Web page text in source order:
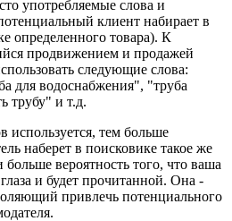
употребляемые слова и
клиент набирает в
определенного товара). К
продвижением и продажей
следующие слова:
для водоснабжения", "труба
трубу" и т.д.
тем больше
наберет в поисковике такое же
больше вероятность того, что ваша
и будет прочитанной. Она -
привлечь потенциального